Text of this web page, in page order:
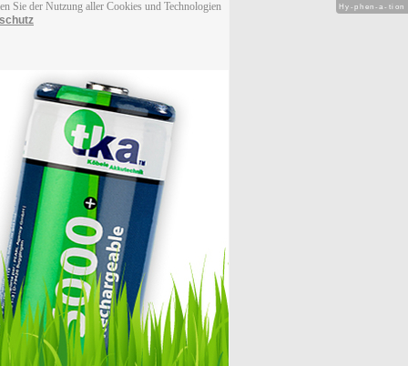
Sie der Nutzung aller Cookies und Technologien
Hy-phen-a-tion